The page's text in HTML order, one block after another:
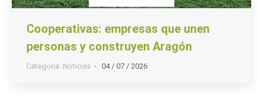
Cooperativas: empresas que unen
personas y construyen Aragón
Categoria: Noticias 04 / 07 / 2026